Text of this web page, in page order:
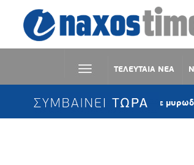
ΤΕΛΕΥΤΑΙΑ ΝΕΑ
ΣΥΜΒΑΙΝΕΙ ΤΩΡΑ
στον φούρνο με μυρωδάτη κρούστα: